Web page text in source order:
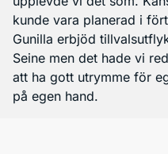
kunde vara planerad i
Gunilla erbjöd
Seine men det hade vi
att ha gott utrymme för
på egen hand.